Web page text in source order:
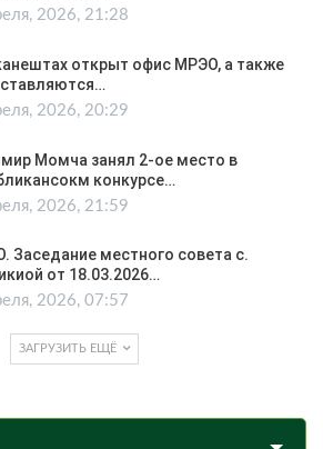
2026, 21:28
открыт офис МРЭО, а также
2026, 20:29
Момча занял 2-ое место в
конкурсе…
2026, 21:59
Заседание местного совета с.
от 18.03.2026…
2026, 07:57
ЗАГРУЗИТЬ ЕЩЁ